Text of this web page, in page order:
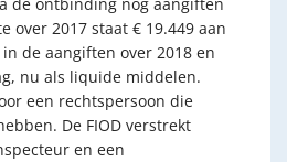
over 2017 staat € 19.449 aan
de aangiften over 2018 en
nu als liquide middelen.
een rechtspersoon die
De FIOD verstrekt
en een